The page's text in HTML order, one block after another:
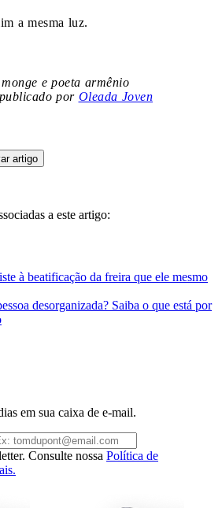
a mesma luz.
e poeta armênio
por Oleada Joven
artigo
a este artigo:
à beatificação da freira que ele mesmo
desorganizada? Saiba o que está por
em sua caixa de e-mail.
Consulte nossa Política de